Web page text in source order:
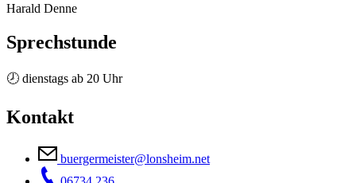
Harald Denne
Sprechstunde
🕗 dienstags ab 20 Uhr
Kontakt
buergermeister@lonsheim.net